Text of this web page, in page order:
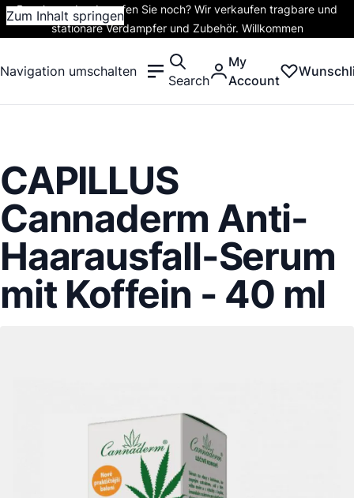
Zum Inhalt springen
Rauchen oder dampfen Sie noch? Wir verkaufen tragbare und
stationäre Verdampfer und Zubehör. Willkommen
Navigation umschalten
Search
My
Account
CAPILLUS
Cannaderm Anti-
Haarausfall-Serum
mit Koffein - 40 ml